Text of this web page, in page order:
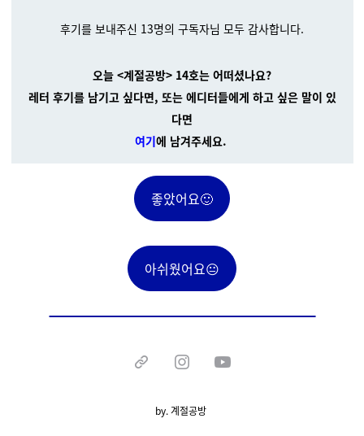
후기를 보내주신 13명의 구독자님 모두 감사합니다.
오늘 <계절공방> 14호는 어떠셨나요?
레터 후기를 남기고 싶다면, 또는 에디터들에게 하고 싶은 말이 있
다면
여기에 남겨주세요.
좋았어요🙂
아쉬웠어요😐
by. 계절공방